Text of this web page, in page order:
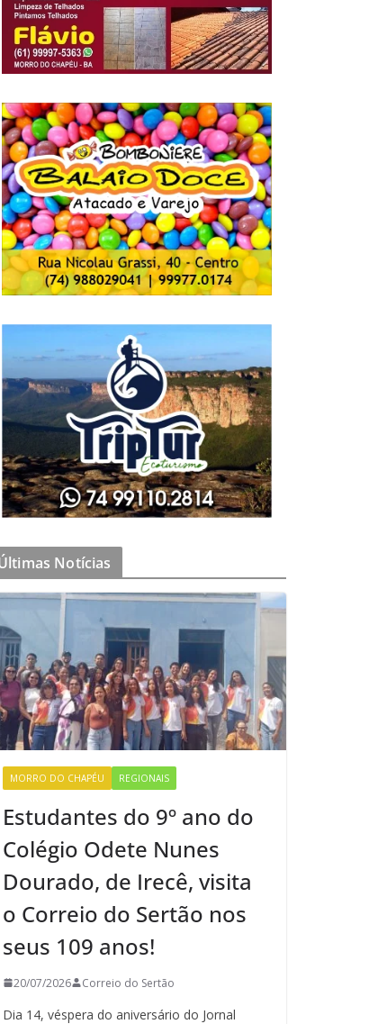
Notícias
MORRO DO CHAPÉU REGIONAIS
Estudantes do 9º ano do
Colégio Odete Nunes
Dourado, de Irecê, visita
o Correio do Sertão nos
seus 109 anos!
20/07/2026 Correio do Sertão
Dia 14, véspera do aniversário do Jornal